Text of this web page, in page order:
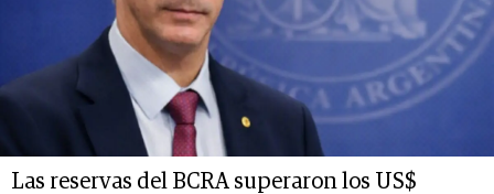
Las reservas del BCRA superaron los US$